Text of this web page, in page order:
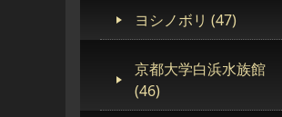
ヨシノボリ (47)
京都大学白浜水族館
(46)